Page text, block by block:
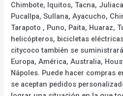
Chimbote, Iquitos, Tacna,
Pucallpa, Sullana, Ayacucho,
Tarapoto , Puno, Paita, Huaraz,
helicópteros, bicicletas
citycoco también se
Europa, América, Australia,
Nápoles. Puede hacer compras
se aceptan pedidos